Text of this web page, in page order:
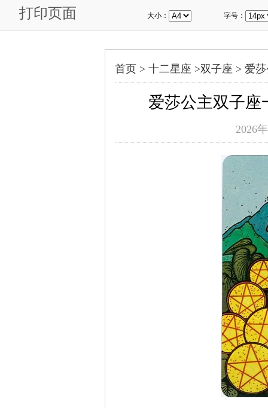
打印页面 大小： 字号：
首页 > 十二星座 >双子座 > 爱
爱莎公主双子座
2026